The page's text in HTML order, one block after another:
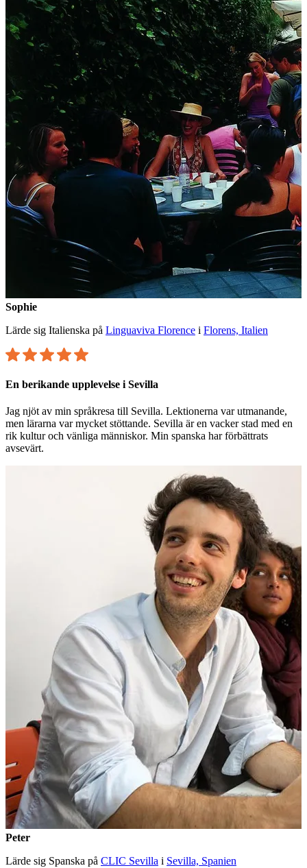
Sophie
Lärde sig Italienska på Linguaviva Florence i Florens, Italien
En berikande upplevelse i Sevilla
Jag njöt av min språkresa till Sevilla. Lektionerna var utmanande,
men lärarna var mycket stöttande. Sevilla är en vacker stad med en
rik kultur och vänliga människor. Min spanska har förbättrats
avsevärt.
Peter
Lärde sig Spanska på CLIC Sevilla i Sevilla, Spanien